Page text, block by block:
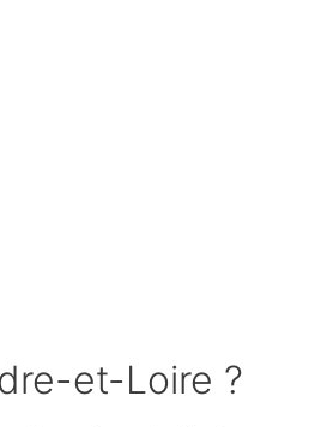
et-Loire ?